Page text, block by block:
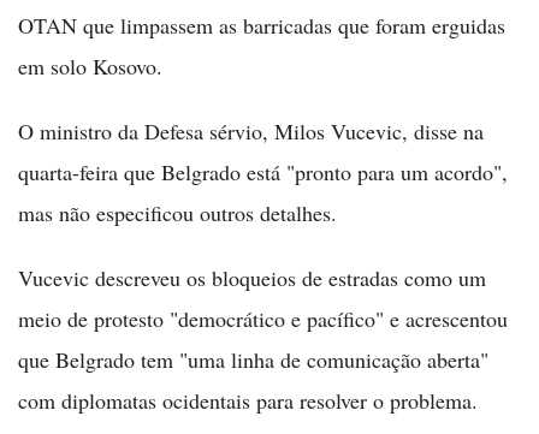
OTAN que limpassem as barricadas que foram erguidas
em solo Kosovo.
O ministro da Defesa sérvio, Milos Vucevic, disse na
quarta-feira que Belgrado está "pronto para um acordo",
mas não especificou outros detalhes.
Vucevic descreveu os bloqueios de estradas como um
meio de protesto "democrático e pacífico" e acrescentou
que Belgrado tem "uma linha de comunicação aberta"
com diplomatas ocidentais para resolver o problema.